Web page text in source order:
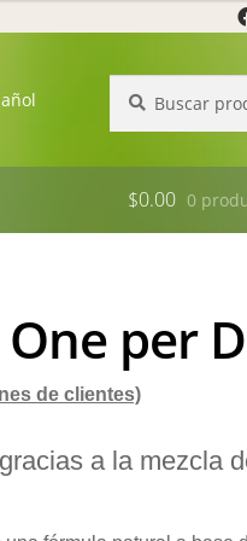
por:
$0.00 0
per
de clientes)
a la mezcla